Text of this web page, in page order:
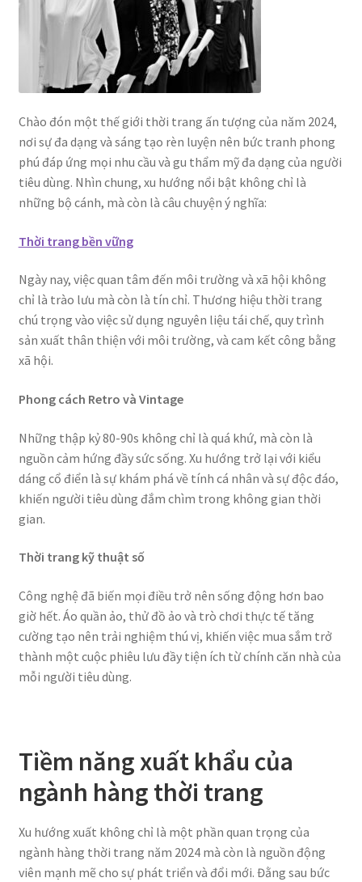
Chào đón một thế giới thời trang ấn tượng của năm 2024,
nơi sự đa dạng và sáng tạo rèn luyện nên bức tranh phong
phú đáp ứng mọi nhu cầu và gu thẩm mỹ đa dạng của người
tiêu dùng. Nhìn chung, xu hướng nổi bật không chỉ là
những bộ cánh, mà còn là câu chuyện ý nghĩa:
Thời trang bền vững
Ngày nay, việc quan tâm đến môi trường và xã hội không
chỉ là trào lưu mà còn là tín chỉ. Thương hiệu thời trang
chú trọng vào việc sử dụng nguyên liệu tái chế, quy trình
sản xuất thân thiện với môi trường, và cam kết công bằng
xã hội.
Phong cách Retro và Vintage
Những thập kỷ 80-90s không chỉ là quá khứ, mà còn là
nguồn cảm hứng đầy sức sống. Xu hướng trở lại với kiểu
dáng cổ điển là sự khám phá về tính cá nhân và sự độc đáo,
khiến người tiêu dùng đắm chìm trong không gian thời
gian.
Thời trang kỹ thuật số
Công nghệ đã biến mọi điều trở nên sống động hơn bao
giờ hết. Áo quần ảo, thử đồ ảo và trò chơi thực tế tăng
cường tạo nên trải nghiệm thú vị, khiến việc mua sắm trở
thành một cuộc phiêu lưu đầy tiện ích từ chính căn nhà của
mỗi người tiêu dùng.
Tiềm năng xuất khẩu của
ngành hàng thời trang
Xu hướng xuất không chỉ là một phần quan trọng của
ngành hàng thời trang năm 2024 mà còn là nguồn động
viên mạnh mẽ cho sự phát triển và đổi mới. Đằng sau bức